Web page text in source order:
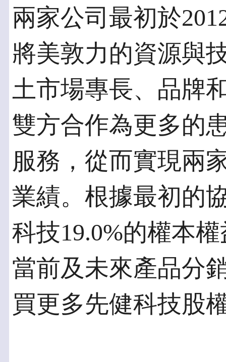
兩家公司最初於
將美敦力的資源與
土市場專長、品牌
雙方合作為更多的
服務，從而實現兩
業績。根據最初的
科技19.0%的權本
當前及未來產品分
買更多先健科技股